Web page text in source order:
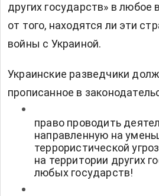
других государств» в любое
от того, находятся ли эти
войны с Украиной.
Украинские разведчики
прописанное в
право проводить
направленную на
террористической
на территории других
любых государств!